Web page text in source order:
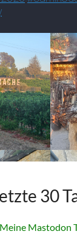
30
Meine Mastodon